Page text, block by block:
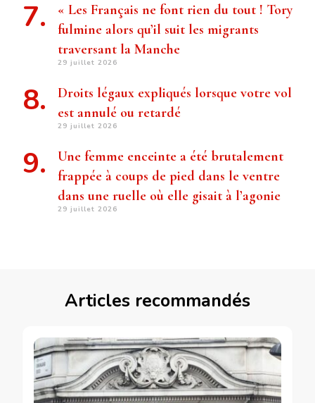
« Les Français ne font rien du tout ! Tory
fulmine alors qu’il suit les migrants
traversant la Manche
29 juillet 2026
Droits légaux expliqués lorsque votre vol
est annulé ou retardé
29 juillet 2026
Une femme enceinte a été brutalement
frappée à coups de pied dans le ventre
dans une ruelle où elle gisait à l’agonie
29 juillet 2026
Articles recommandés